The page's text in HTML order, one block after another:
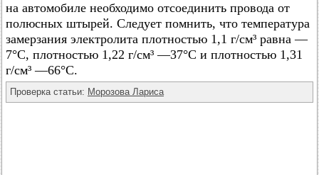
на автомобиле необходимо отсоединить провода от
полюсных штырей. Следует помнить, что температура
замерзания электролита плотностью 1,1 г/см³ равна —
7°C, плотностью 1,22 г/см³ —37°C и плотностью 1,31
г/см³ —66°C.
Проверка статьи: Морозова Лариса